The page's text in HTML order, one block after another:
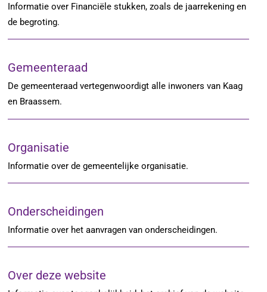
Informatie over Financiële stukken, zoals de jaarrekening en
de begroting.
Gemeenteraad
De gemeenteraad vertegenwoordigt alle inwoners van Kaag
en Braassem.
Organisatie
Informatie over de gemeentelijke organisatie.
Onderscheidingen
Informatie over het aanvragen van onderscheidingen.
Over deze website